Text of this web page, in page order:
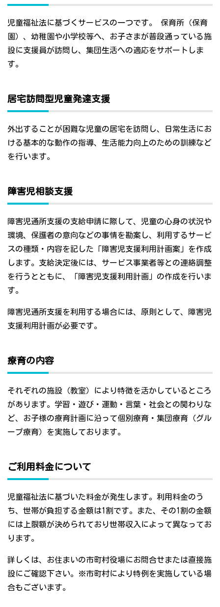
児童福祉法に基づくサービスの一つです。 保育所（保育
園）、幼稚園や小学校等へ、お子さまが普段通っている施
設に支援員が訪問し、集団生活への適応をサポートしま
す。
居宅訪問型児童発達支援
外出することが困難な児童の居宅を訪問し、日常生活にお
ける基本的な動作の指導、生活能力向上のための訓練など
を行います。
障害児相談支援
障害児通所支援の支給申請に際して、児童の心身の状況や
環境、保護者の意向などの事情を勘案し、利用するサービ
スの種類・内容を記した「障害児支援利用計画案」を作成
します。支給決定後には、サービス事業者等との連絡調整
を行うとともに、「障害児支援利用計画」の作成を行いま
す。
障害児通所支援を利用する場合には、原則として、障害児
支援利用計画が必要です。
療育の内容
それぞれの施設（教室）により特徴を活かしているところ
があります。学習・遊び・運動・言葉・社会との関わりな
ど、お子様の療育計画に沿って個別療育・集団療育（グル
ープ療育）を実施しております。
ご利用料金について
児童福祉法に基づいた料金が発生します。利用料金のう
ち、世帯が負担する金額は1割です。また、その1割の金額
には上限額が決められており世帯収入によって異なってお
ります。
詳しくは、お住まいの市町村役場にお問合せまたは直接施
設にご確認下さい。※市町村により特例を実施している場
合もございます。